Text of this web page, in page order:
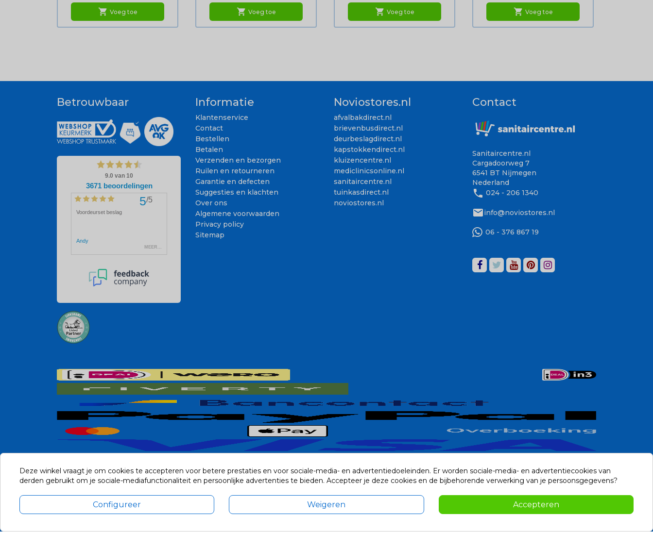
shopping_cart Voeg toe shopping_cart Voeg toe shopping_cart Voeg toe shopping_cart Voeg toe
Betrouwbaar Informatie
Klantenservice
Contact
Bestellen
Betalen
Verzenden en bezorgen
Ruilen en retourneren
Garantie en defecten
Suggesties en klachten
Over ons
Algemene voorwaarden
Privacy policy
Sitemap
Noviostores.nl
afvalbakdirect.nl
brievenbusdirect.nl
deurbeslagdirect.nl
kapstokkendirect.nl
kluizencentre.nl
mediclinicsonline.nl
sanitaircentre.nl
tuinkasdirect.nl
noviostores.nl
Contact
Sanitaircentre.nl
Cargadoorweg 7
6541 BT Nijmegen
Nederland
phone 024 - 206 1340
mailinfo@noviostores.nl
06 - 376 867 19
Alle prijzen zijn in Euro, inclusief BTW en andere heffingen en exclusief eventuele verzendkosten.
© 2014-2026 Noviostores.nl. Alle rechten voorbehouden.
Deze winkel vraagt je om cookies te accepteren voor betere prestaties en voor sociale-media- en advertentiedoeleinden. Er worden sociale-media- en advertentiecookies van
derden gebruikt om je sociale-mediafunctionaliteit en persoonlijke advertenties te bieden. Accepteer je deze cookies en de bijbehorende verwerking van je persoonsgegevens?
Configureer Weigeren Accepteren